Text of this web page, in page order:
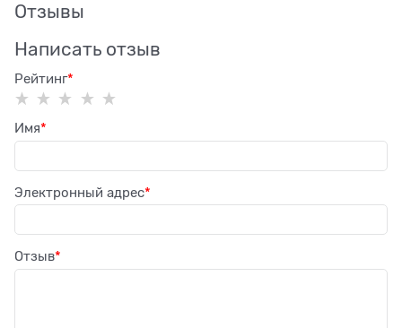
Отзывы
Написать отзыв
Рейтинг
Имя
Электронный адрес
Отзыв